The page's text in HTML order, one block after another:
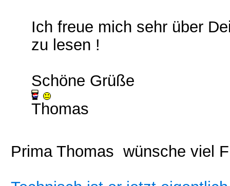
Ich freue mich sehr über
zu lesen !
Schöne Grüße
Thomas
Prima Thomas wünsche viel